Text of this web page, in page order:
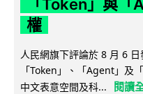
「Token」與
權
人民網旗下評論於 8 月 6
「Token」、「Agent」及
中文表意空間及科...
閱讀